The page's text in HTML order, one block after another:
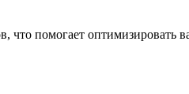
что помогает оптимизировать